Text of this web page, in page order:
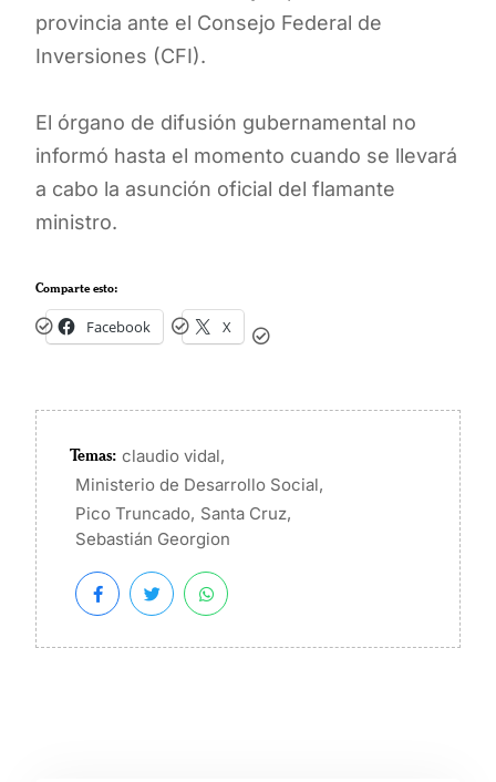
provincia ante el Consejo Federal de
Inversiones (CFI).
El órgano de difusión gubernamental no
informó hasta el momento cuando se llevará
a cabo la asunción oficial del flamante
ministro.
Comparte esto:
Facebook X
Temas: claudio vidal,
Ministerio de Desarrollo Social,
Pico Truncado, Santa Cruz,
Sebastián Georgion